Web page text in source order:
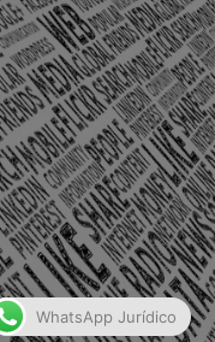
WhatsApp Jurídico